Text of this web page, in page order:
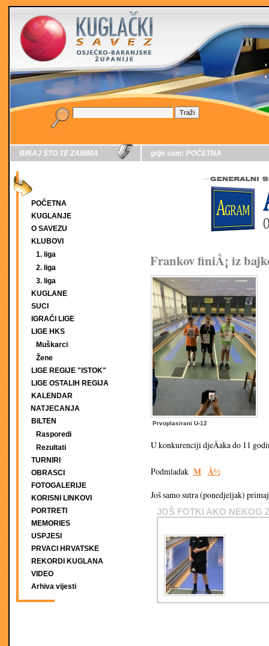
BIRAJ ŠTO TE ZANIMA
POČETNA
KUGLANJE
O SAVEZU
KLUBOVI
1. liga
2. liga
3. liga
KUGLANE
SUCI
IGRAČI LIGE
LIGE HKS
Muškarci
Žene
LIGE REGIJE "ISTOK"
LIGE OSTALIH REGIJA
KALENDAR
NATJECANJA
BILTEN
Rasporedi
Rezultati
TURNIRI
OBRASCI
FOTOGALERIJE
KORISNI LINKOVI
PORTRETI
MEMORIES
USPJESI
PRVACI HRVATSKE
REKORDI KUGLANA
VIDEO
Arhiva vijesti
gdje sam: POČETNA
Frankov finiÅ¡ iz
Prvoplasirani U-12
U konkurenciji djeÄaka do 11
Podmladak M Å½
Još samo sutra (ponedjeljak)
JOŠ FOTKI AKO NEKOG